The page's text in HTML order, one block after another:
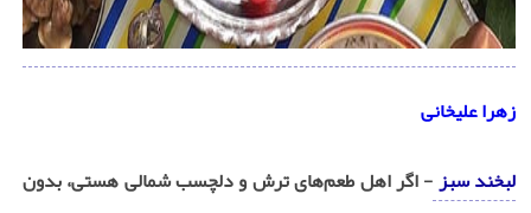
زهرا علیخانی
لبخند سبز- اگر اهل طعم‌های ترش و دلچسب شمالی هستی، بدون